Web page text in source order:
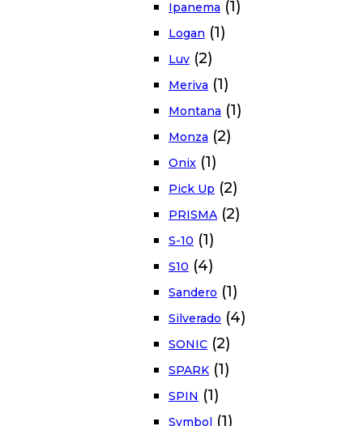
Ipanema (1)
Logan (1)
Luv (2)
Meriva (1)
Montana (1)
Monza (2)
Onix (1)
Pick Up (2)
PRISMA (2)
S-10 (1)
S10 (4)
Sandero (1)
Silverado (4)
SONIC (2)
SPARK (1)
SPIN (1)
Symbol (1)